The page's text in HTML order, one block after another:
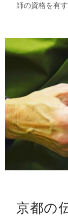
師の資格を有
京都の